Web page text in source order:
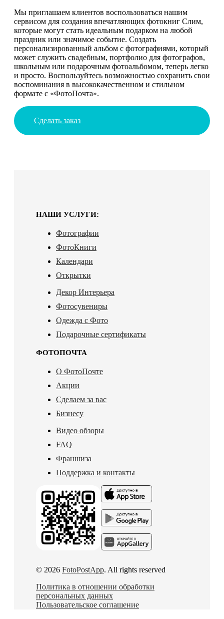
Мы приглашаем клиентов воспользоваться нашим
сервисом для создания впечатляющих фотокниг Слим,
которые могут стать идеальным подарком на любой
праздник или значимое событие. Создать
персонализированный альбом с фотографиями, который
может служить свадебным, портфолио для фотографов,
школьным или подарочным фотоальбомом, теперь легко
и просто. Воспользуйтесь возможностью сохранить свои
воспоминания в высококачественном и стильном
формате с «ФотоПочта».
Сделать заказ
НАШИ УСЛУГИ:
Фотографии
ФотоКниги
Календари
Открытки
Декор Интерьера
Фотосувениры
Одежда с Фото
Подарочные сертификаты
ФОТОПОЧТА
О ФотоПочте
Акции
Сделаем за вас
Бизнесу
Видео обзоры
FAQ
Франшиза
Поддержка и контакты
© 2026 FotoPostApp. All rights reserved
Политика в отношении обработки
персональных данных
Пользовательское соглашение